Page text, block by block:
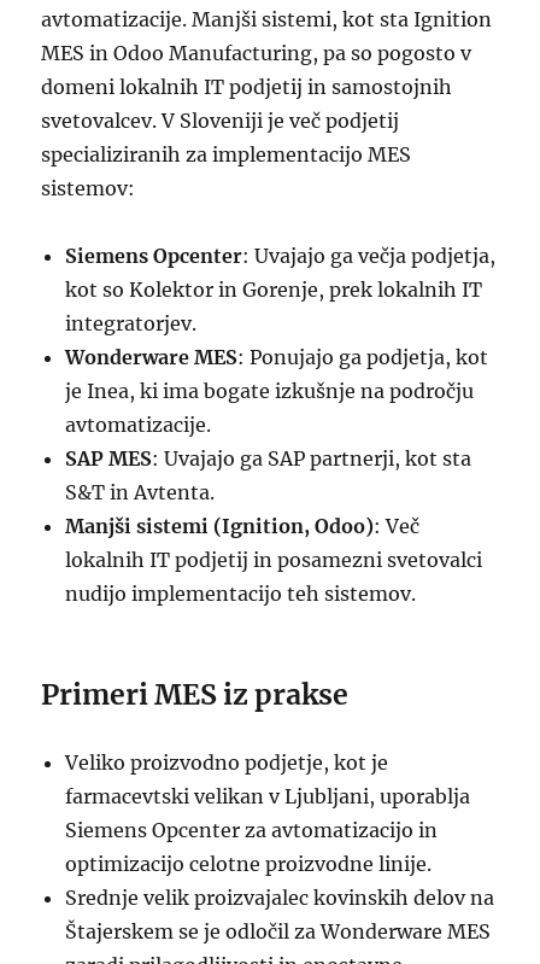
avtomatizacije. Manjši sistemi, kot sta Ignition
MES in Odoo Manufacturing, pa so pogosto v
domeni lokalnih IT podjetij in samostojnih
svetovalcev. V Sloveniji je več podjetij
specializiranih za implementacijo MES
sistemov:
Siemens Opcenter: Uvajajo ga večja podjetja,
kot so Kolektor in Gorenje, prek lokalnih IT
integratorjev.
Wonderware MES: Ponujajo ga podjetja, kot
je Inea, ki ima bogate izkušnje na področju
avtomatizacije.
SAP MES: Uvajajo ga SAP partnerji, kot sta
S&T in Avtenta.
Manjši sistemi (Ignition, Odoo): Več
lokalnih IT podjetij in posamezni svetovalci
nudijo implementacijo teh sistemov.
Primeri MES iz prakse
Veliko proizvodno podjetje, kot je
farmacevtski velikan v Ljubljani, uporablja
Siemens Opcenter za avtomatizacijo in
optimizacijo celotne proizvodne linije.
Srednje velik proizvajalec kovinskih delov na
Štajerskem se je odločil za Wonderware MES